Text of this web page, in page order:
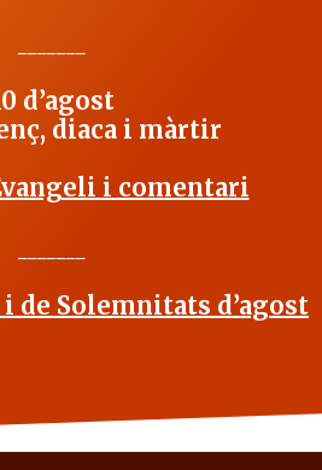
d’agost
diaca i màrtir
i comentari
de Solemnitats d’agost